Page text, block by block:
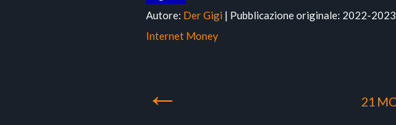
Autore: Der Gigi | Pubblicazione originale: 2022-
Internet Money
←